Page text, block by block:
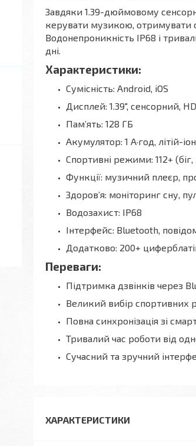
Завдяки 1.39-дюймовому
керувати музикою, отримувати
Водонепроникність IP68 і
дні.
Характеристики:
Сумісність: Android, iOS
Дисплей: 1.39", сенсорний, HD
Пам’ять: 128 ГБ
Акумулятор: 1 А·год, літій-
Спортивні режими: 112+
Функції: музичний плеєр,
Здоров’я: моніторинг сну,
Водозахист: IP68
Інтерфейс: Bluetooth,
Додатково: 200+
Переваги:
Підтримка дзвінків через
Великий вибір спортивних
Повна синхронізація зі
Тривалий час роботи від
Сучасний та зручний
ХАРАКТЕРИСТИКИ